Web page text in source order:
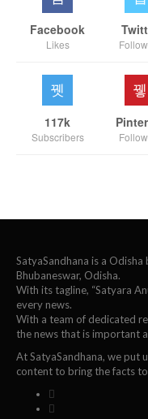
Facebook
Likes
117k
Subscribers
SatyaSandhana is a
Bhubaneswar, Odisha.
With its tagline, “Satyara
every news.
With a team of dedicated
the news that is important
At SatyaSandhana, we put
content to bring the facts